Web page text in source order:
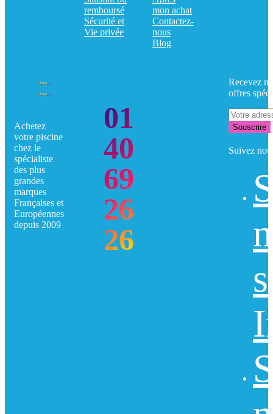
remboursé
Sécurité et
Vie privée
mon achat
Contactez-
nous
Blog
Achetez
votre piscine
chez le
spécialiste
des plus
grandes
marques
Françaises et
Européennes
depuis 2009
01
40
69
26
26
Recevez
offres
Souscrire
Suivez